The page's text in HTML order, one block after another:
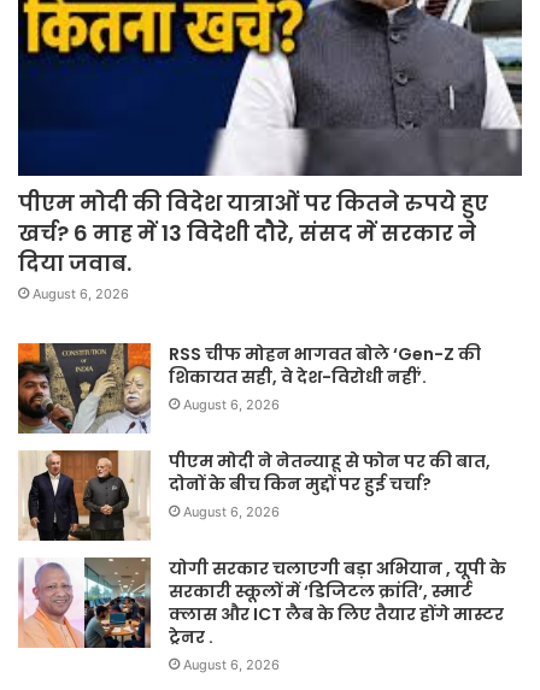
पीएम मोदी की विदेश यात्राओं पर कितने रुपये हुए
खर्च? 6 माह में 13 विदेशी दौरे, संसद में सरकार ने
दिया जवाब.
August 6, 2026
RSS चीफ मोहन भागवत बोले ‘Gen-Z की
शिकायत सही, वे देश-विरोधी नहीं’.
August 6, 2026
पीएम मोदी ने नेतन्याहू से फोन पर की बात,
दोनों के बीच किन मुद्दों पर हुई चर्चा?
August 6, 2026
योगी सरकार चलाएगी बड़ा अभियान , यूपी के
सरकारी स्कूलों में ‘डिजिटल क्रांति’, स्मार्ट
क्लास और ICT लैब के लिए तैयार होंगे मास्टर
ट्रेनर .
August 6, 2026